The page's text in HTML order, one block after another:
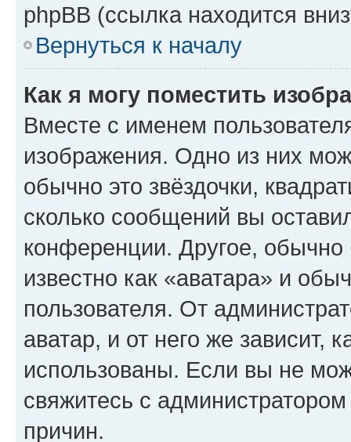
phpBB (ссылка находится
Вернуться к началу
Как я могу поместить
Вместе с именем
изображения. Одно из них
обычно это звёздочки,
сколько сообщений вы
конференции. Другое,
известно как «аватара» и
пользователя. От
аватар, и от него же зависит,
использованы. Если вы не
свяжитесь с
причин.